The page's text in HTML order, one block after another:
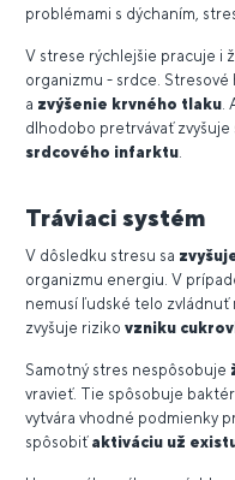
problémami s dýchaním,
V strese rýchlejšie pracuje i
organizmu - srdce.
a zvýšenie krvného tlaku
dlhodobo pretrvávať zvyšuje
srdcového infarktu
Tráviaci systém
V dôsledku stresu sa
organizmu energiu. V
nemusí ľudské telo zvládnuť
zvyšuje riziko vzniku
Samotný stres nespôsobuje
vravieť. Tie spôsobuje
vytvára vhodné podmienky
spôsobiť aktiváciu už